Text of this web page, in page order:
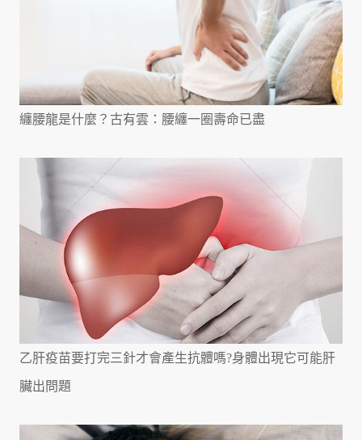
纏腰龍是什麼？古有雲：腰纏一圈壽命已盡
乙肝疫苗要打完三針才會產生抗體嗎?身體出現它可能肝
臟出問題